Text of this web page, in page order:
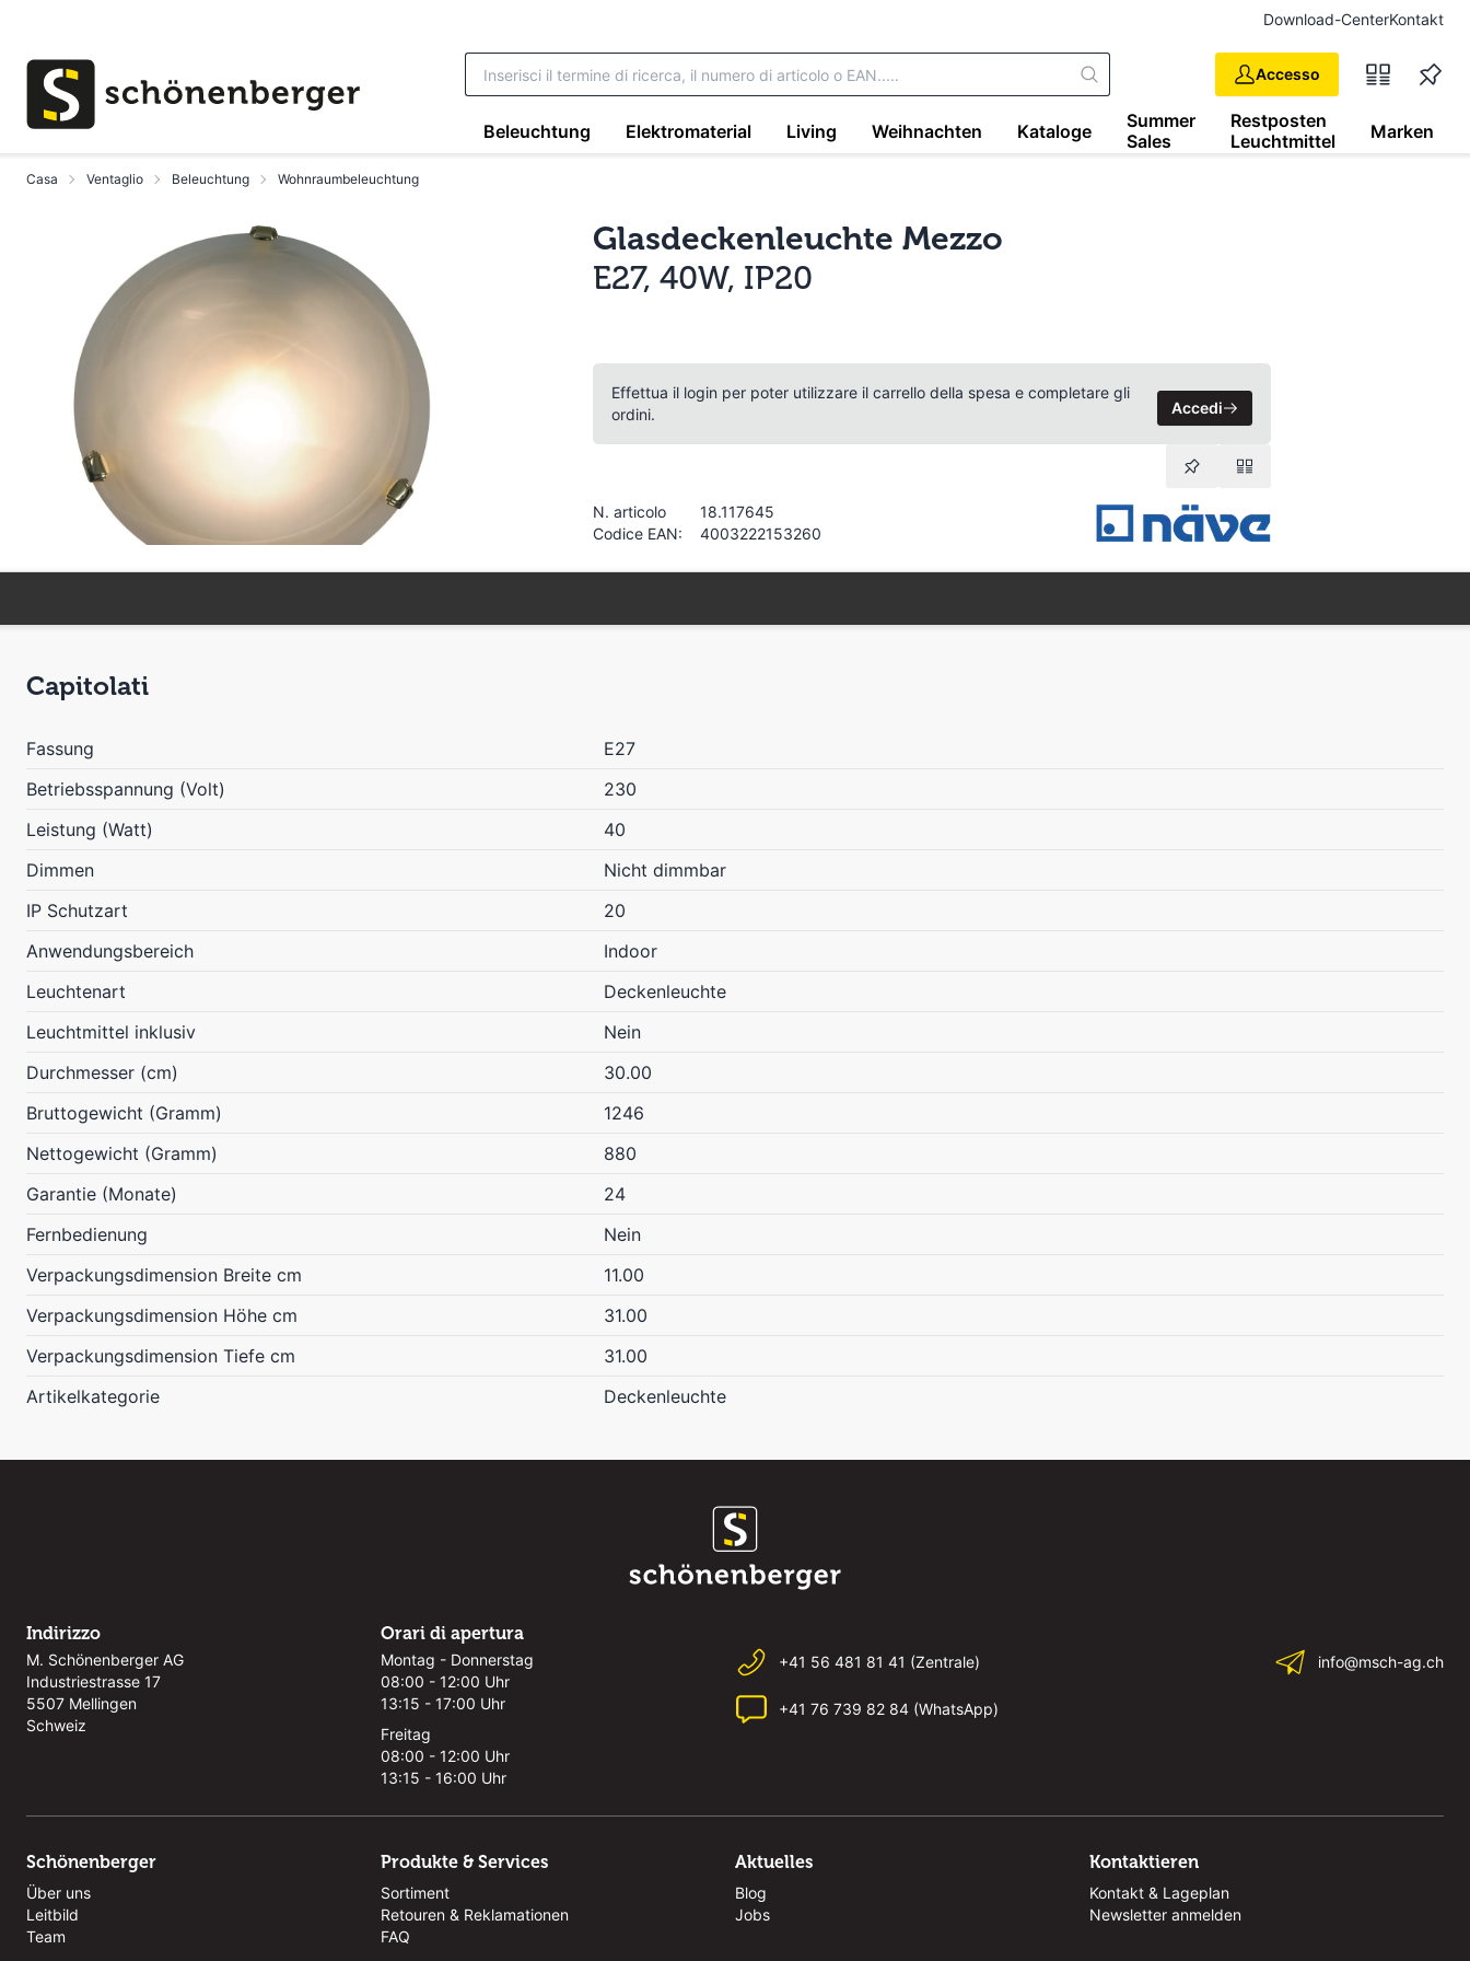
Download-CenterKontakt
Accesso
Beleuchtung Elektromaterial Living Weihnachten Kataloge
Summer
Sales
Restposten
Leuchtmittel
Marken
Casa Ventaglio Beleuchtung Wohnraumbeleuchtung
Glasdeckenleuchte Mezzo
E27, 40W, IP20
Effettua il login per poter utilizzare il carrello della spesa e completare gli
ordini.
Accedi
N. articolo
18.117645
Codice EAN:
4003222153260
Capitolati
Fassung
E27
Betriebsspannung (Volt)
230
Leistung (Watt)
40
Dimmen
Nicht dimmbar
IP Schutzart
20
Anwendungsbereich
Indoor
Leuchtenart
Deckenleuchte
Leuchtmittel inklusiv
Nein
Durchmesser (cm)
30.00
Bruttogewicht (Gramm)
1246
Nettogewicht (Gramm)
880
Garantie (Monate)
24
Fernbedienung
Nein
Verpackungsdimension Breite cm
11.00
Verpackungsdimension Höhe cm
31.00
Verpackungsdimension Tiefe cm
31.00
Artikelkategorie
Deckenleuchte
Indirizzo
M. Schönenberger AG
Industriestrasse 17
5507 Mellingen
Schweiz
Orari di apertura
Montag - Donnerstag
08:00 - 12:00 Uhr
13:15 - 17:00 Uhr
Freitag
08:00 - 12:00 Uhr
13:15 - 16:00 Uhr
+41 56 481 81 41 (Zentrale)
+41 76 739 82 84 (WhatsApp)
info@msch-ag.ch
Schönenberger
Über uns
Leitbild
Team
Produkte & Services
Sortiment
Retouren & Reklamationen
FAQ
Aktuelles
Blog
Jobs
Kontaktieren
Kontakt & Lageplan
Newsletter anmelden